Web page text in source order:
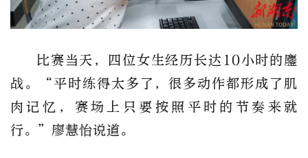
比赛当天，四位女生经历长达 10小时的鏖
战。 “平时练得太多了，很多动作都形成了肌
肉记忆，赛场上只要按照平时的节奏来就
行。 ” 廖慧怡说道。